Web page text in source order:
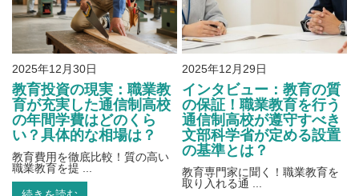
2025年12月30日
教育投資の現実：職業教
育が充実した通信制高校
の年間学費はどのくら
い？具体的な相場は？
教育費用を徹底比較！質の高い
職業教育を提 ...
2025年12月29日
インタビュー：教育の質
の保証！職業教育を行う
通信制高校が遵守すべき
文部科学省が定める設置
の基準とは？
教育専門家に聞く！職業教育を
取り入れる通 ...